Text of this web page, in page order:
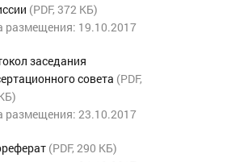
(PDF, 372 КБ)
размещения: 19.10.2017
заседания
совета (PDF,
размещения: 23.10.2017
(PDF, 290 КБ)